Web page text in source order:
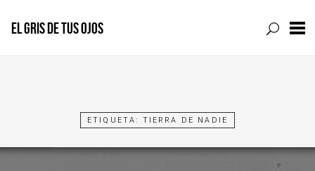
EL GRIS DE TUS OJOS
ETIQUETA: TIERRA DE NADIE